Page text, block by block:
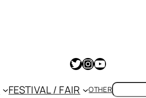
Twitter
Instagram
YouTube
FESTIVAL / FAIR OTHER検